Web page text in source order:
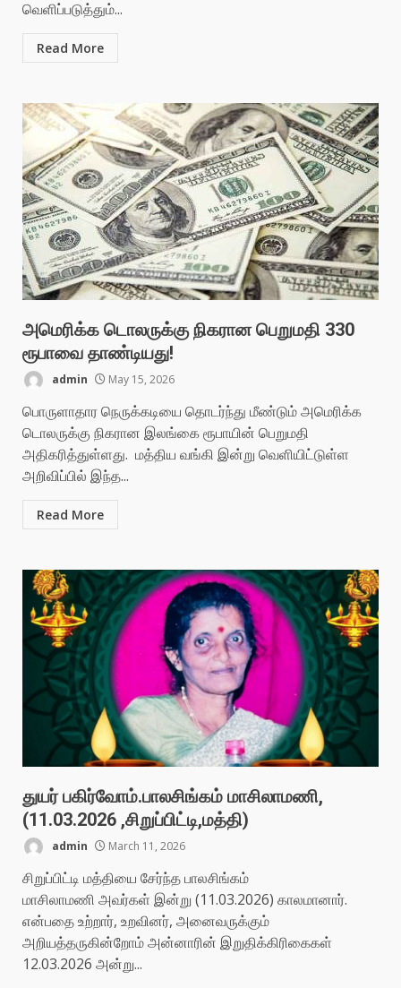
வெளிப்படுத்தும்...
Read More
அமெரிக்க டொலருக்கு நிகரான பெறுமதி 330
ரூபாவை தாண்டியது!
admin May 15, 2026
பொருளாதார நெருக்கடியை தொடர்ந்து மீண்டும் அமெரிக்க
டொலருக்கு நிகரான இலங்கை ரூபாயின் பெறுமதி
அதிகரித்துள்ளது. மத்திய வங்கி இன்று வெளியிட்டுள்ள
அறிவிப்பில் இந்த...
Read More
துயர் பகிர்வோம்.பாலசிங்கம் மாசிலாமணி,
(11.03.2026 ,சிறுப்பிட்டி,மத்தி)
admin March 11, 2026
சிறுப்பிட்டி மத்தியை சேர்ந்த பாலசிங்கம்
மாசிலாமணி அவர்கள் இன்று (11.03.2026) காலமானார்.
என்பதை உற்றார், உறவினர், அனைவருக்கும்
அறியத்தருகின்றோம் அன்னாரின் இறுதிக்கிரிகைகள்
12.03.2026 அன்று...